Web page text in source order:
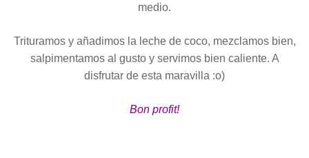
medio.
Trituramos y añadimos la leche de coco, mezclamos bien,
salpimentamos al gusto y servimos bien caliente. A
disfrutar de esta maravilla :o)
Bon profit!